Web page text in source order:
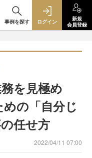
事例を探す ログイン
新規
会員登録
を見極め
の「自分じ
任せ方
2022/04/11 07:00